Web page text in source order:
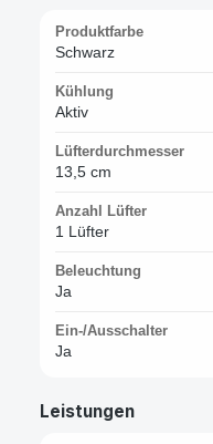
Produktfarbe
Schwarz
Kühlung
Aktiv
Lüfterdurchmesser
13,5 cm
Anzahl Lüfter
1 Lüfter
Beleuchtung
Ja
Ein-/Ausschalter
Ja
Leistungen